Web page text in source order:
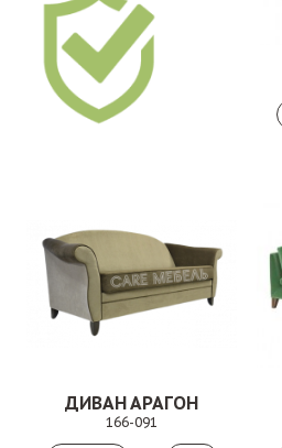
ДИВАН АРАГОН
166-091